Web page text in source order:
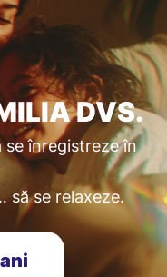
DVS.
înregistreze în
să se relaxeze.